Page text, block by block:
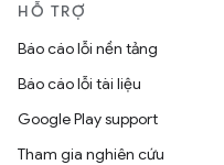
HỖ TRỢ
Báo cáo lỗi nền tảng
Báo cáo lỗi tài liệu
Google Play support
Tham gia nghiên cứu